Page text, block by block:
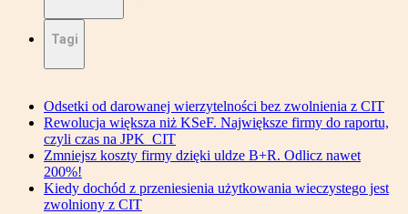
Tagi
Odsetki od darowanej wierzytelności bez zwolnienia z CIT
Rewolucja większa niż KSeF. Największe firmy do raportu,
czyli czas na JPK_CIT
Zmniejsz koszty firmy dzięki uldze B+R. Odlicz nawet
200%!
Kiedy dochód z przeniesienia użytkowania wieczystego jest
zwolniony z CIT